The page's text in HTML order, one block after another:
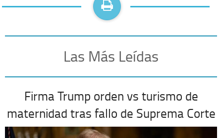
Las Más Leídas
Firma Trump orden vs turismo de
maternidad tras fallo de Suprema Corte